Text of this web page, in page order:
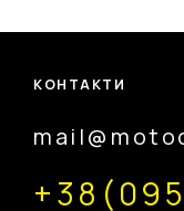
КОНТАКТИ